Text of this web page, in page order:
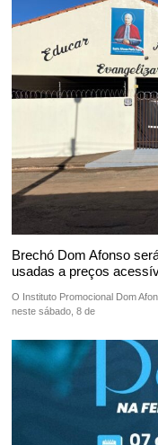
Brechó Dom Afonso
usadas a preços
O Instituto Promocional Dom
neste sábado, 8 de